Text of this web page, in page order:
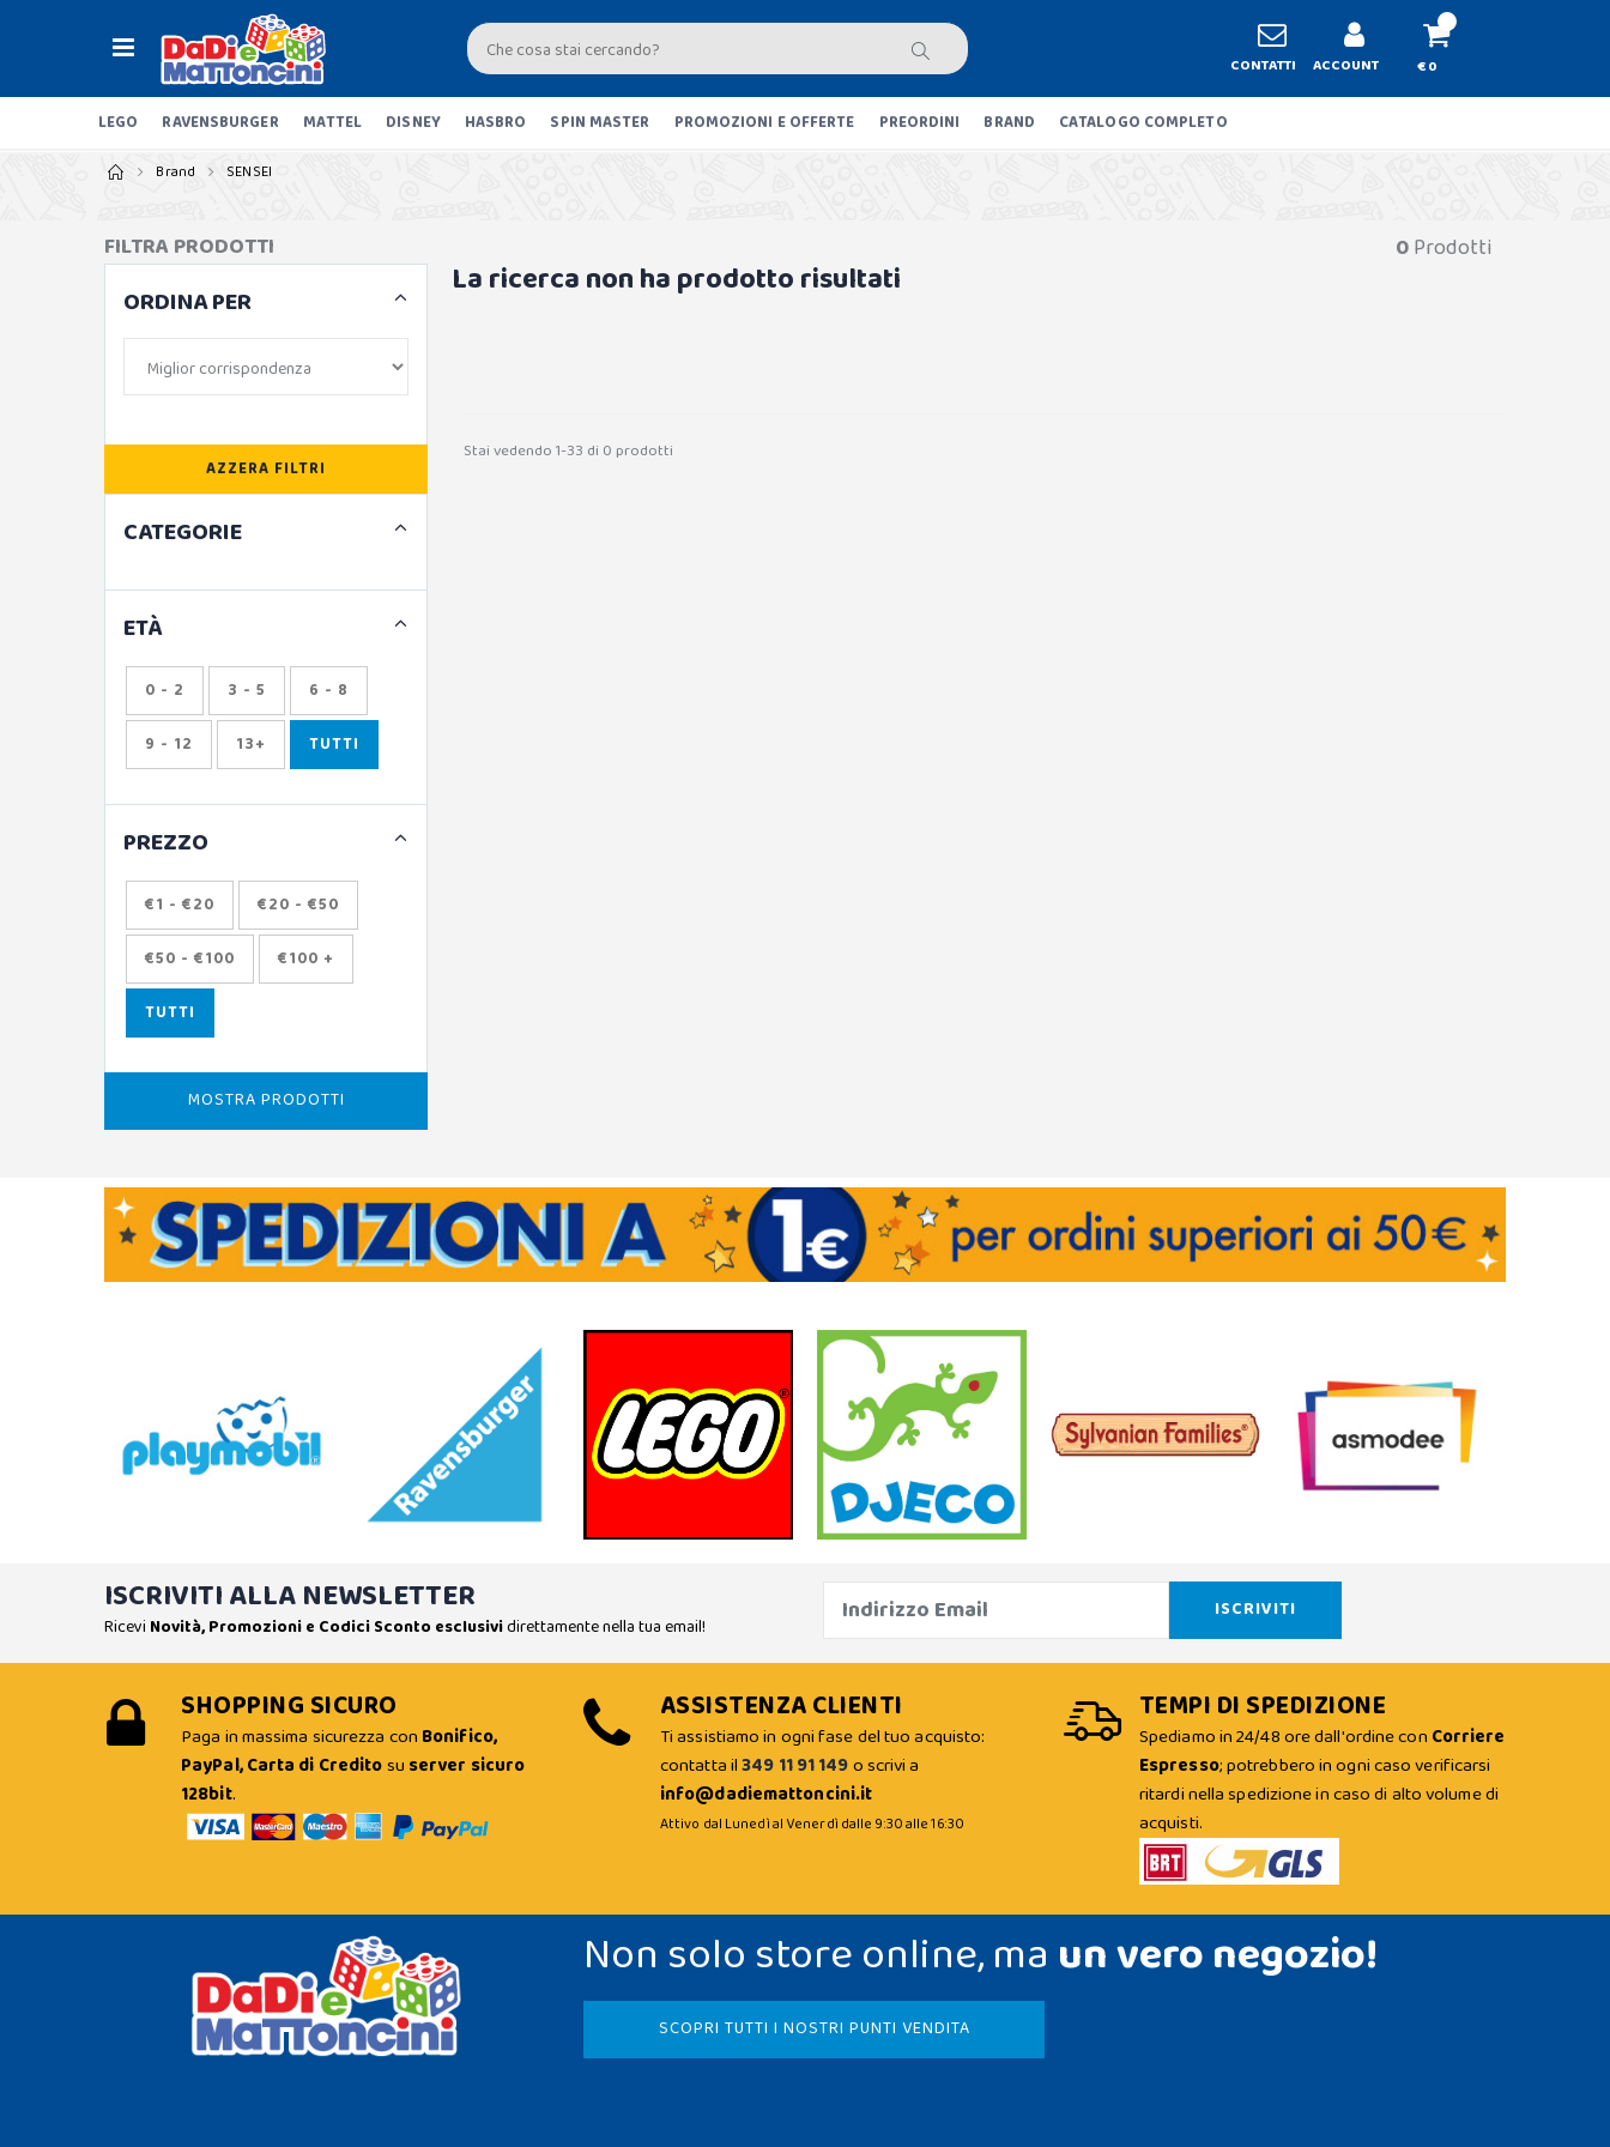
CONTATTI ACCOUNT € 0
LEGO RAVENSBURGER MATTEL DISNEY HASBRO SPIN MASTER PROMOZIONI E OFFERTE PREORDINI BRAND CATALOGO COMPLETO
Brand SENSEI
0Prodotti
La ricerca non ha prodotto risultati
Stai vedendo 1-33 di 0 prodotti
FILTRA PRODOTTI
ORDINA PER
AZZERA FILTRI
CATEGORIE
ETÀ
0 - 2 3 - 5 6 - 8
9 - 12 13+ TUTTI
PREZZO
€1 - €20 €20 - €50
€50 - €100 €100 +
TUTTI
MOSTRA PRODOTTI
ISCRIVITI ALLA NEWSLETTER
Ricevi Novità, Promozioni e Codici Sconto esclusividirettamente nella tua email!
SHOPPING SICURO
Paga in massima sicurezza con Bonifico,
PayPal, Carta di Creditosu server sicuro
128bit.
ASSISTENZA CLIENTI
Ti assistiamo in ogni fase del tuo acquisto:
contatta il349 11 91 149o scrivi a
info@dadiemattoncini.it
Attivo dal Lunedì al Venerdì dalle 9:30 alle 16:30
TEMPI DI SPEDIZIONE
Spediamo in 24/48 ore dall'ordine con Corriere
Espresso; potrebbero in ogni caso verificarsi
ritardi nella spedizione in caso di alto volume di
acquisti.
Non solo store online, ma un vero negozio!
SCOPRI TUTTI I NOSTRI PUNTI VENDITA